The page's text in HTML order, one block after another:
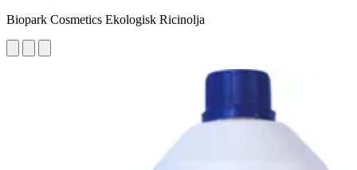
Biopark Cosmetics Ekologisk Ricinolja